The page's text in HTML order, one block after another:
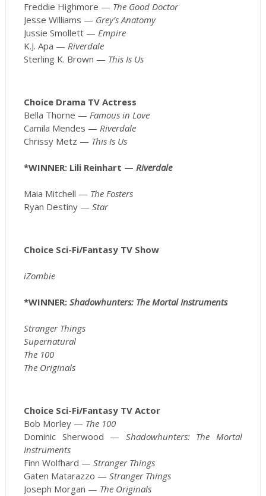
Freddie Highmore — The Good Doctor
Jesse Williams — Grey’s Anatomy
Jussie Smollett — Empire
K.J. Apa — Riverdale
Sterling K. Brown — This Is Us
Choice Drama TV Actress
Bella Thorne — Famous in Love
Camila Mendes — Riverdale
Chrissy Metz — This Is Us
*WINNER: Lili Reinhart — Riverdale
Maia Mitchell — The Fosters
Ryan Destiny — Star
Choice Sci-Fi/Fantasy TV Show
iZombie
*WINNER:Shadowhunters: The Mortal Instruments
Stranger Things
Supernatural
The 100
The Originals
Choice Sci-Fi/Fantasy TV Actor
Bob Morley — The 100
Dominic Sherwood — Shadowhunters: The Mortal
Instruments
Finn Wolfhard — Stranger Things
Gaten Matarazzo — Stranger Things
Joseph Morgan — The Originals